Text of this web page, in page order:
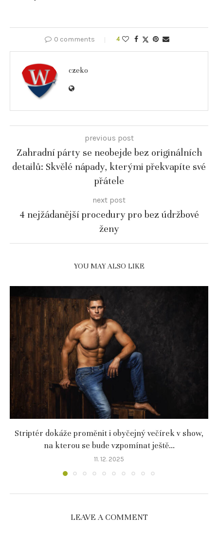
0 comments 4
czeko
previous post
Zahradní párty se neobejde bez originálních
detailů: Skvělé nápady, kterými překvapíte své
přátele
next post
4 nejžádanější procedury pro bez údržbové
ženy
YOU MAY ALSO LIKE
Striptér dokáže proměnit i obyčejný večírek v show,
na kterou se bude vzpomínat ještě...
11. 12. 2025
LEAVE A COMMENT